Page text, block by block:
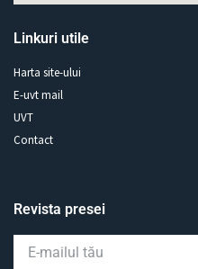
Linkuri utile
Harta site-ului
E-uvt mail
UVT
Contact
Revista presei